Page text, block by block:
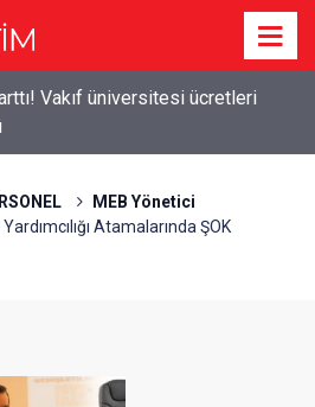
Vakıf üniversitesi ücretleri
MEB Yönetici
Atamalarında ŞOK